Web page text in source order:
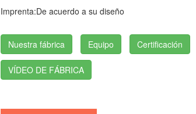
Imprenta:De acuerdo a su diseño
Nuestra fábrica Equipo Certificación
VÍDEO DE FÁBRICA